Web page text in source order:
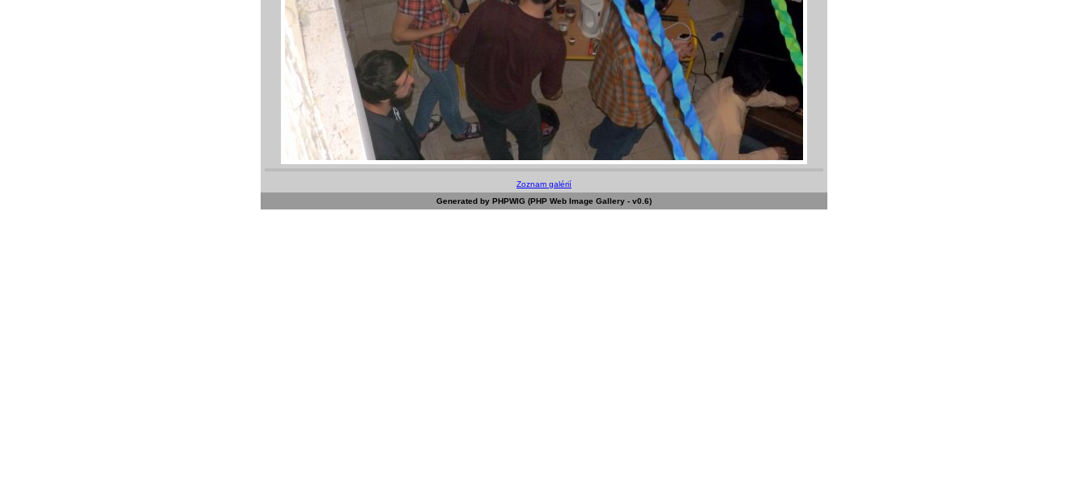
Zoznam galérií
Generated by PHPWIG (PHP Web Image Gallery - v0.6)